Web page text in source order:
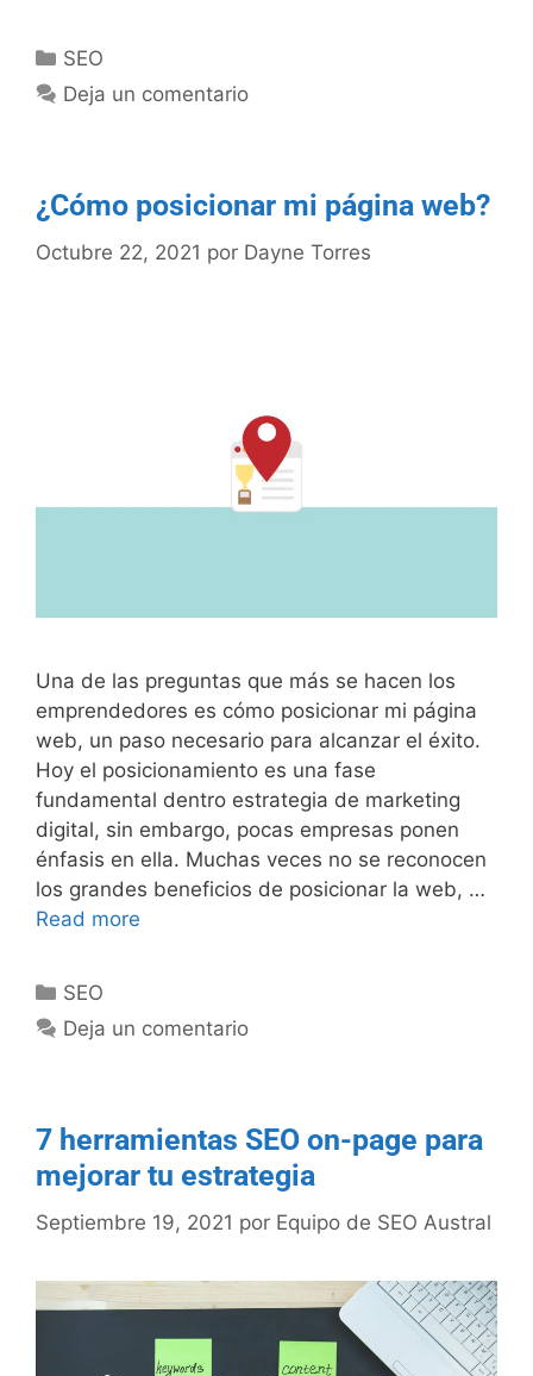
SEO
Deja un comentario
¿Cómo posicionar mi página web?
Octubre 22, 2021 por Dayne Torres
Una de las preguntas que más se hacen los
emprendedores es cómo posicionar mi página
web, un paso necesario para alcanzar el éxito.
Hoy el posicionamiento es una fase
fundamental dentro estrategia de marketing
digital, sin embargo, pocas empresas ponen
énfasis en ella. Muchas veces no se reconocen
los grandes beneficios de posicionar la web, …
Read more
SEO
Deja un comentario
7 herramientas SEO on-page para
mejorar tu estrategia
Septiembre 19, 2021 por Equipo de SEO Austral